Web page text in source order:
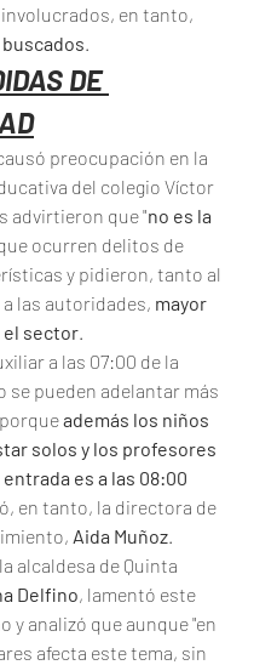
en tanto,
.
DE
preocupación en la
del colegio Víctor
advirtieron que "no es la
ocurren delitos de
y pidieron, tanto al
las autoridades, mayor
el sector.
a las 07:00 de la
se pueden adelantar más
además los niños
solos y los profesores
es a las 08:00
en tanto, la directora de
Aida Muñoz.
alcaldesa de Quinta
Delfino, lamentó este
y analizó que aunque "en
afecta este tema, sin